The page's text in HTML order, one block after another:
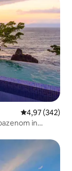
gostov«
Povprečna
4,97 (342)
in